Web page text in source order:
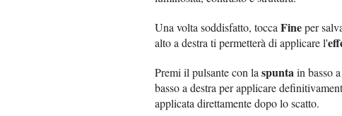
Una volta soddisfatto, tocca Fineper
alto a destra ti permetterà di applicare l'
Premi il pulsante con la spuntain basso
basso a destra per applicare
applicata direttamente dopo lo scatto.